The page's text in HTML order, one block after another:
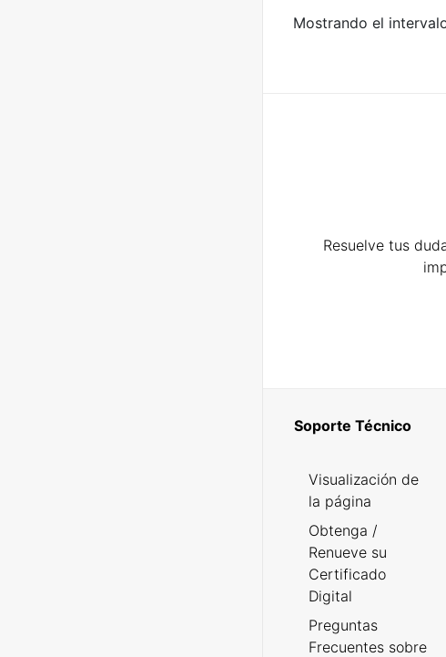
Mostrando el
Resuelve tus
Soporte Técnico
Visualización de
la página
Obtenga /
Renueve su
Certificado
Digital
Preguntas
Frecuentes sobre